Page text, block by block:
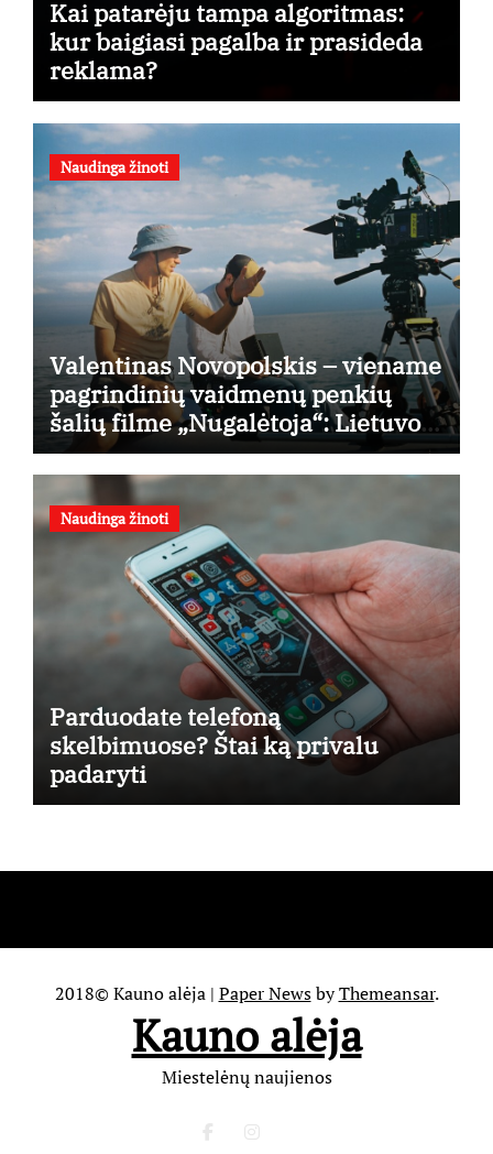
Kai patarėju tampa algoritmas:
kur baigiasi pagalba ir prasideda
reklama?
Naudinga žinoti
Valentinas Novopolskis – viename
pagrindinių vaidmenų penkių
šalių filme „Nugalėtoja“: Lietuvos
kino teatruose – nuo rugpjūčio 7-
osios
Naudinga žinoti
Parduodate telefoną
skelbimuose? Štai ką privalu
padaryti
2018© Kauno alėja | Paper NewsbyThemeansar.
Kauno alėja
Miestelėnų naujienos